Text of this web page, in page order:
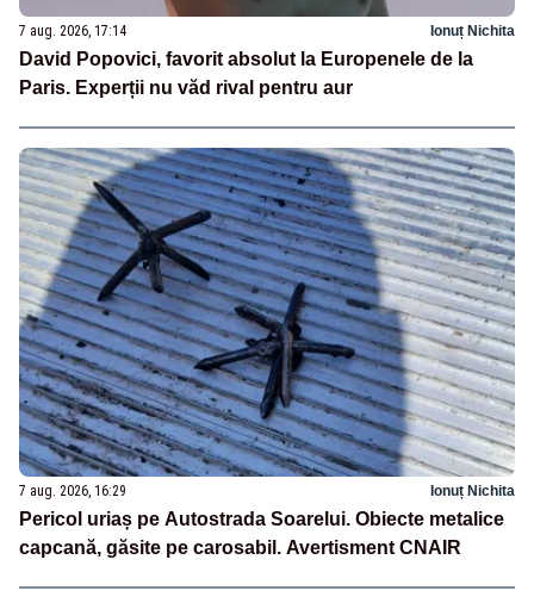
7 aug. 2026, 17:14 Ionuț Nichita
David Popovici, favorit absolut la Europenele de la
Paris. Experții nu văd rival pentru aur
7 aug. 2026, 16:29 Ionuț Nichita
Pericol uriaș pe Autostrada Soarelui. Obiecte metalice
capcană, găsite pe carosabil. Avertisment CNAIR